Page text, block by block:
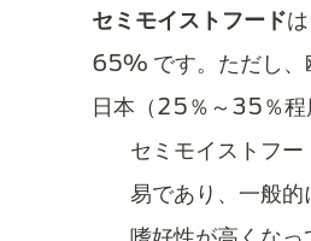
セミモイストフード
65% です。ただし、
日本（25％～35％程
セミモイストフ
易であり、一般的